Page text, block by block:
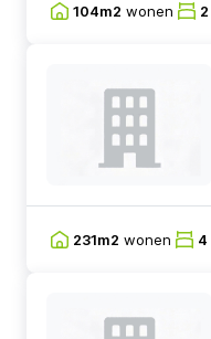
104m2 wonen 2
231m2 wonen 4